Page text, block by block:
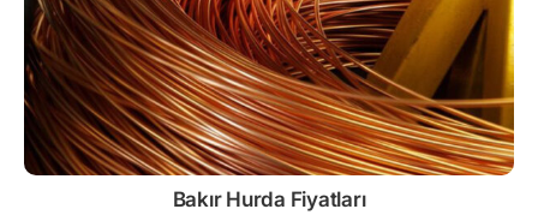
Bakır Hurda Fiyatları